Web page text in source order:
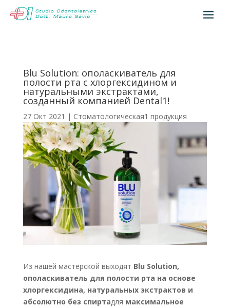
Blu Solution: ополаскиватель для
полости рта с хлоргексидином и
натуральными экстрактами,
созданный компанией Dental1!
27 Окт 2021 | Стоматологическая1 продукция
Из нашей мастерской выходят Blu Solution,
ополаскиватель для полости рта на основе
хлоргексидина, натуральных экстрактов и
абсолютно без спиртадля максимальное